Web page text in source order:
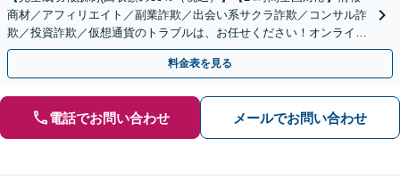
商材／アフィリエイト／副業詐欺／出会い系サクラ詐欺／コンサル詐
欺／投資詐欺／仮想通貨のトラブルは、お任せください！オンライン
のみで解決も可能！
料金表を見る
電話でお問い合わせ メールでお問い合わせ